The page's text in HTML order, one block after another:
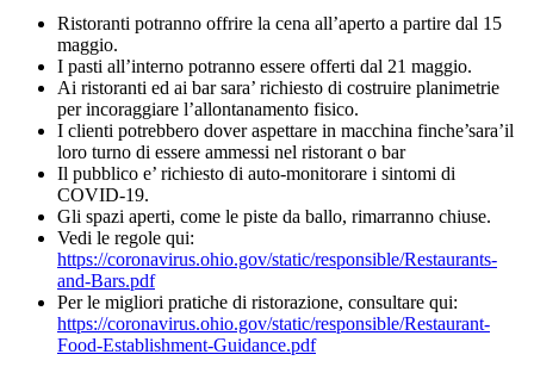
Ristoranti potranno offrire la cena all’aperto a partire dal 15
maggio.
I pasti all’interno potranno essere offerti dal 21 maggio.
Ai ristoranti ed ai bar sara’ richiesto di costruire planimetrie
per incoraggiare l’allontanamento fisico.
I clienti potrebbero dover aspettare in macchina finche’sara’il
loro turno di essere ammessi nel ristorant o bar
Il pubblico e’ richiesto di auto-monitorare i sintomi di
COVID-19.
Gli spazi aperti, come le piste da ballo, rimarranno chiuse.
Vedi le regole qui:
https://coronavirus.ohio.gov/static/responsible/Restaurants-
and-Bars.pdf
Per le migliori pratiche di ristorazione, consultare qui:
https://coronavirus.ohio.gov/static/responsible/Restaurant-
Food-Establishment-Guidance.pdf